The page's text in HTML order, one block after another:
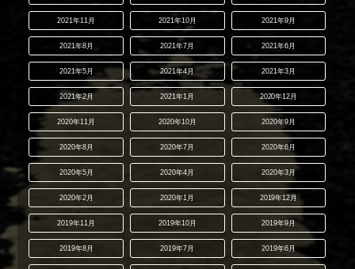
2021年11月 2021年10月 2021年9月
2021年8月 2021年7月 2021年6月
2021年5月 2021年4月 2021年3月
2021年2月 2021年1月 2020年12月
2020年11月 2020年10月 2020年9月
2020年8月 2020年7月 2020年6月
2020年5月 2020年4月 2020年3月
2020年2月 2020年1月 2019年12月
2019年11月 2019年10月 2019年9月
2019年8月 2019年7月 2019年6月